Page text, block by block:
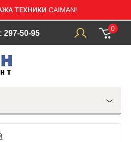
ТЕХНИКИ CAIMAN!
297-50-95
0